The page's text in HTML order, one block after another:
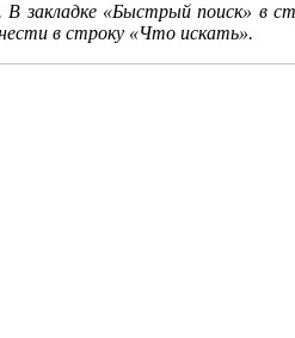
закладке «Быстрый поиск» в
в строку «Что искать».